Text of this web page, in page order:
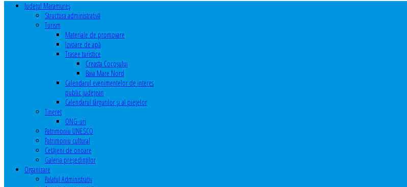
Judeţul Maramureş
Structura administrativă
Turism
Materiale de promovare
Izvoare de apă
Trasee turistice
Creasta Cocoșului
Baia Mare Nord
Calendarul evenimentelor de interes
public judeţean
Calendarul târgurilor şi al pieţelor
Tineret
ONG-uri
Patrimoniu UNESCO
Patrimoniu cultural
Cetăţeni de onoare
Galeria președinților
Organizare
Palatul Administrativ